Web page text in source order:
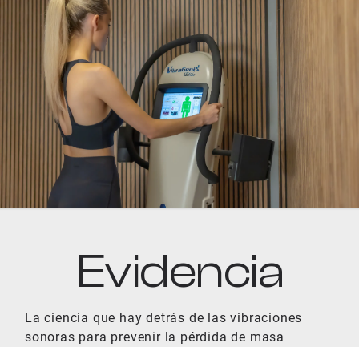
Evidencia
La ciencia que hay detrás de las vibraciones
sonoras para prevenir la pérdida de masa